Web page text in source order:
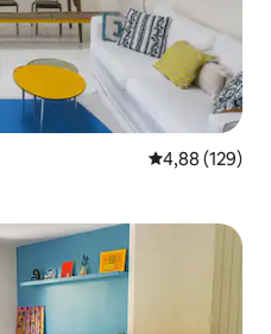
Átlagos
4,88 (129)